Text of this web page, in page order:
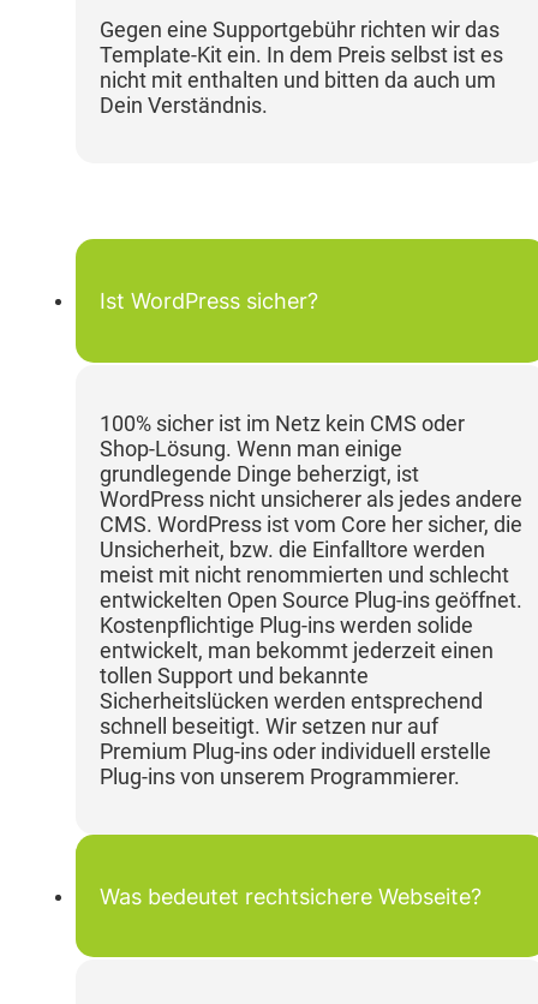
Gegen eine Supportgebühr richten wir das
Template-Kit ein. In dem Preis selbst ist es
nicht mit enthalten und bitten da auch um
Dein Verständnis.
Ist WordPress sicher?
100% sicher ist im Netz kein CMS oder
Shop-Lösung. Wenn man einige
grundlegende Dinge beherzigt, ist
WordPress nicht unsicherer als jedes andere
CMS. WordPress ist vom Core her sicher, die
Unsicherheit, bzw. die Einfalltore werden
meist mit nicht renommierten und schlecht
entwickelten Open Source Plug-ins geöffnet.
Kostenpflichtige Plug-ins werden solide
entwickelt, man bekommt jederzeit einen
tollen Support und bekannte
Sicherheitslücken werden entsprechend
schnell beseitigt. Wir setzen nur auf
Premium Plug-ins oder individuell erstelle
Plug-ins von unserem Programmierer.
Was bedeutet rechtsichere Webseite?